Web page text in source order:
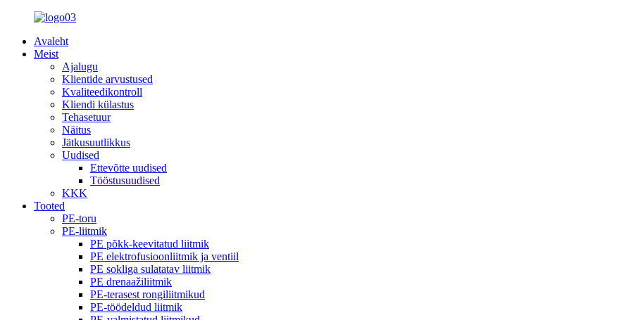
Avaleht
Meist
Ajalugu
Klientide arvustused
Kvaliteedikontroll
Kliendi külastus
Tehasetuur
Näitus
Jätkusuutlikkus
Uudised
Ettevõtte uudised
Tööstusuudised
KKK
Tooted
PE-toru
PE-liitmik
PE põkk-keevitatud liitmik
PE elektrofusioonliitmik ja ventiil
PE sokliga sulatatav liitmik
PE drenaažiliitmik
PE-terasest rongiliitmikud
PE-töödeldud liitmik